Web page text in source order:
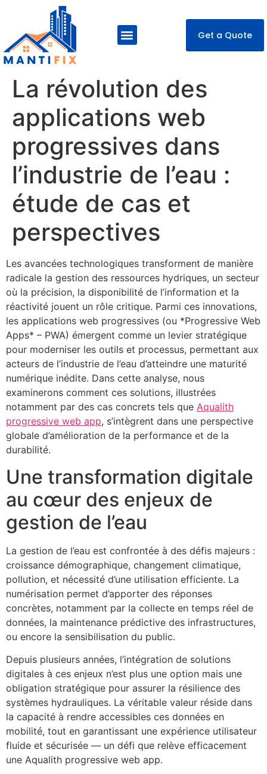
Get a Quote
La révolution des
applications web
progressives dans
l’industrie de l’eau :
étude de cas et
perspectives
Les avancées technologiques transforment de manière
radicale la gestion des ressources hydriques, un secteur
où la précision, la disponibilité de l’information et la
réactivité jouent un rôle critique. Parmi ces innovations,
les applications web progressives (ou *Progressive Web
Apps* – PWA) émergent comme un levier stratégique
pour moderniser les outils et processus, permettant aux
acteurs de l’industrie de l’eau d’atteindre une maturité
numérique inédite. Dans cette analyse, nous
examinerons comment ces solutions, illustrées
notamment par des cas concrets tels que Aqualith
progressive web app, s’intègrent dans une perspective
globale d’amélioration de la performance et de la
durabilité.
Une transformation digitale
au cœur des enjeux de
gestion de l’eau
La gestion de l’eau est confrontée à des défis majeurs :
croissance démographique, changement climatique,
pollution, et nécessité d’une utilisation efficiente. La
numérisation permet d’apporter des réponses
concrètes, notamment par la collecte en temps réel de
données, la maintenance prédictive des infrastructures,
ou encore la sensibilisation du public.
Depuis plusieurs années, l’intégration de solutions
digitales à ces enjeux n’est plus une option mais une
obligation stratégique pour assurer la résilience des
systèmes hydrauliques. La véritable valeur réside dans
la capacité à rendre accessibles ces données en
mobilité, tout en garantissant une expérience utilisateur
fluide et sécurisée — un défi que relève efficacement
une Aqualith progressive web app.